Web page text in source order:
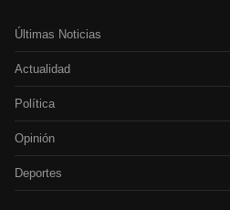
Últimas Noticias
Actualidad
Política
Opinión
Deportes